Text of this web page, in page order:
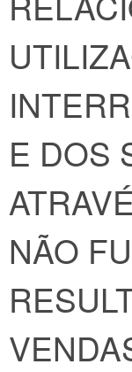
E DOS
NÃO